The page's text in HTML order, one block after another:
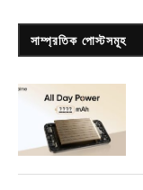
সাম্প্রতিক পোস্টসমূহ